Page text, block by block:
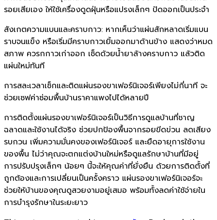
รอยเสียเอง ให้ใช้เครื่องดูดฝุ่นหรือแปรงเล็กๆ ปัดออกเป็นประจำ
สังเกตความแบนและคราบกาว: หากเห็นว่าแผ่นสักหลาดเริ่มแบน
ราบจนแข็ง หรือเริ่มมีคราบกาวเยิ้มออกมาด้านข้าง แสดงว่าหมด
สภาพ ควรกกาวเก่าออก เช็ดด้วยน้ำยาล้างคราบกาว แล้วติด
แผ่นใหม่ทันที
การสละเวลาเช็กและติดแผ่นรองขาเฟอร์นิเจอร์เพียงไม่กี่นาที จะ
ช่วยเซฟค่าซ่อมพื้นบ้านราคาแพงไปได้หลายปี
การติดตั้งแผ่นรองขาเฟอร์นิเจอร์เป็นวิธีการดูแลบ้านที่ชาญ
ฉลาดและใช้งานได้จริง ช่วยปกป้องพื้นจากรอยขีดข่วน ลดเสียง
รบกวน เพิ่มความมั่นคงของเฟอร์นิเจอร์ และยืดอายุการใช้งาน
ของพื้น ไม่ว่าคุณจะตกแต่งบ้านใหม่หรือดูแลรักษาบ้านที่มีอยู่
การปรับปรุงเล็กๆ น้อยๆ นี้จะให้คุณค่าที่ยั่งยืน ด้วยการติดตั้งที่
ถูกต้องและการเปลี่ยนเป็นครั้งคราว แผ่นรองขาเฟอร์นิเจอร์จะ
ช่วยให้บ้านของคุณดูสวยงามอยู่เสมอ พร้อมทั้งลดค่าใช้จ่ายใน
การบำรุงรักษาในระยะยาว